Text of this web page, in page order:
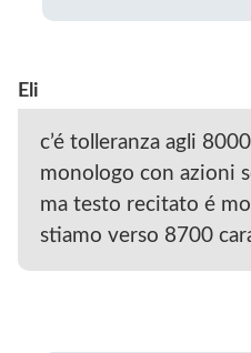
Eli
c’é tolleranza agli
monologo con azioni
ma testo recitato é
stiamo verso 8700